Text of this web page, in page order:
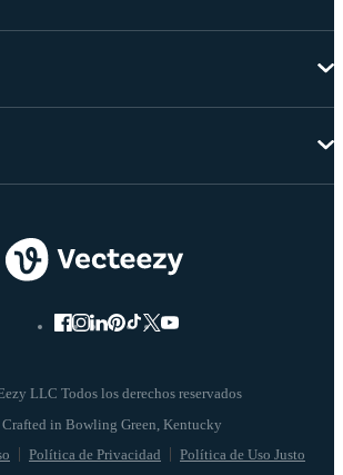
LLC Todos los derechos reservados
Política de Privacidad Política de Uso Justo